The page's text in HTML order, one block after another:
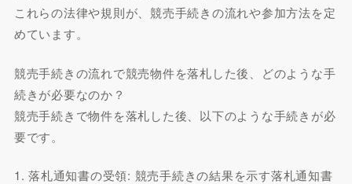
これらの法律や規則が、競売手続きの流れや参加方法を定
めています。
競売手続きの流れで競売物件を落札した後、どのような手
続きが必要なのか？
競売手続きで物件を落札した後、以下のような手続きが必
要です。
1. 落札通知書の受領: 競売手続きの結果を示す落札通知書